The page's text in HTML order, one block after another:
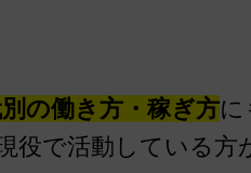
の働き方・稼ぎ方
で活動している